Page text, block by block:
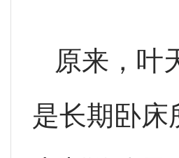
原来，叶
是长期卧床